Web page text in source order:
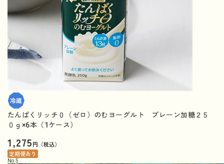
たんぱくリッチ０（ゼロ）のむヨーグルト プレーン加糖２５
０ｇ×6本（1ケース）
1,275円（税込）
定期便あり
No. 5